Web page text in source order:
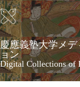
メ
イ
ン
コ
ン
テ
ン
ツ
に
慶應義塾大学メ
ョン
Digital Collections of